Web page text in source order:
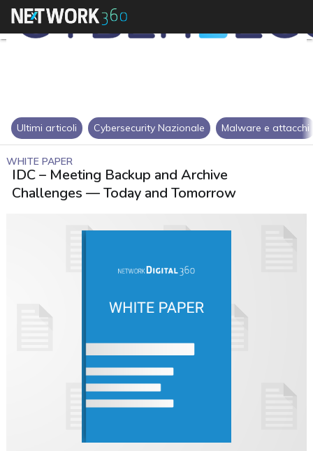
Ultimi articoli Cybersecurity Nazionale Malware e attacchi
WHITE PAPER
IDC – Meeting Backup and Archive
Challenges — Today and Tomorrow